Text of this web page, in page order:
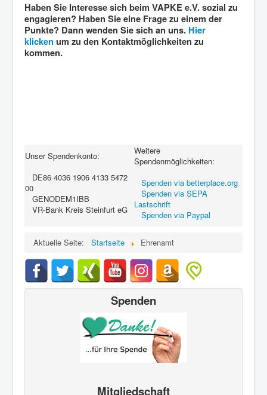
Haben Sie Interesse sich beim VAPKE e.V. sozial zu
engagieren? Haben Sie eine Frage zu einem der
Punkte? Dann wenden Sie sich an uns. Hier
klicken um zu den Kontaktmöglichkeiten zu
kommen.
Unser Spendenkonto:
DE86 4036 1906 4133 5472
00
GENODEM1IBB
VR-Bank Kreis Steinfurt eG
Weitere
Spendenmöglichkeiten:
Spenden via betterplace.org
Spenden via SEPA
Lastschrift
Spenden via Paypal
Aktuelle Seite: Startseite Ehrenamt
Spenden
Mitgliedschaft